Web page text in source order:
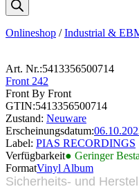
Onlineshop /Industrial &
Art. Nr.:5413356500714
Front 242
Front By Front
GTIN:5413356500714
Zustand: Neuware
Erscheinungsdatum:
Label: PIAS RECORDINGS
Verfügbarkeit● Geringer
FormatVinyl Album
Sicherheits- und